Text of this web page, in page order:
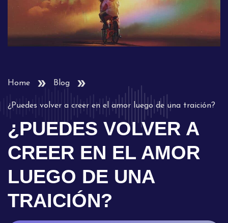
Home Blog
¿Puedes volver a creer en el amor luego de una traición?
¿PUEDES VOLVER A
CREER EN EL AMOR
LUEGO DE UNA
TRAICIÓN?